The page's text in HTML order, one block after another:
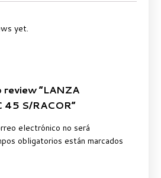
yet.
“LANZA
45 S/RACOR”
electrónico no será
obligatorios están marcados